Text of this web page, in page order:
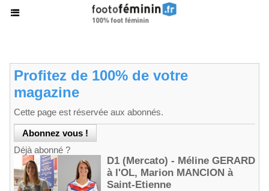
Profitez de 100% de votre
magazine
Cette page est réservée aux abonnés.
Déjà abonné ?
D1 (Mercato) - Méline GERARD
à l'OL, Marion MANCION à
Saint-Etienne